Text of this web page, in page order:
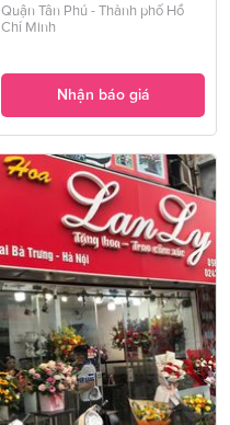
Quận Tân Phú - Thành phố Hồ
Chí Minh
Nhận báo giá